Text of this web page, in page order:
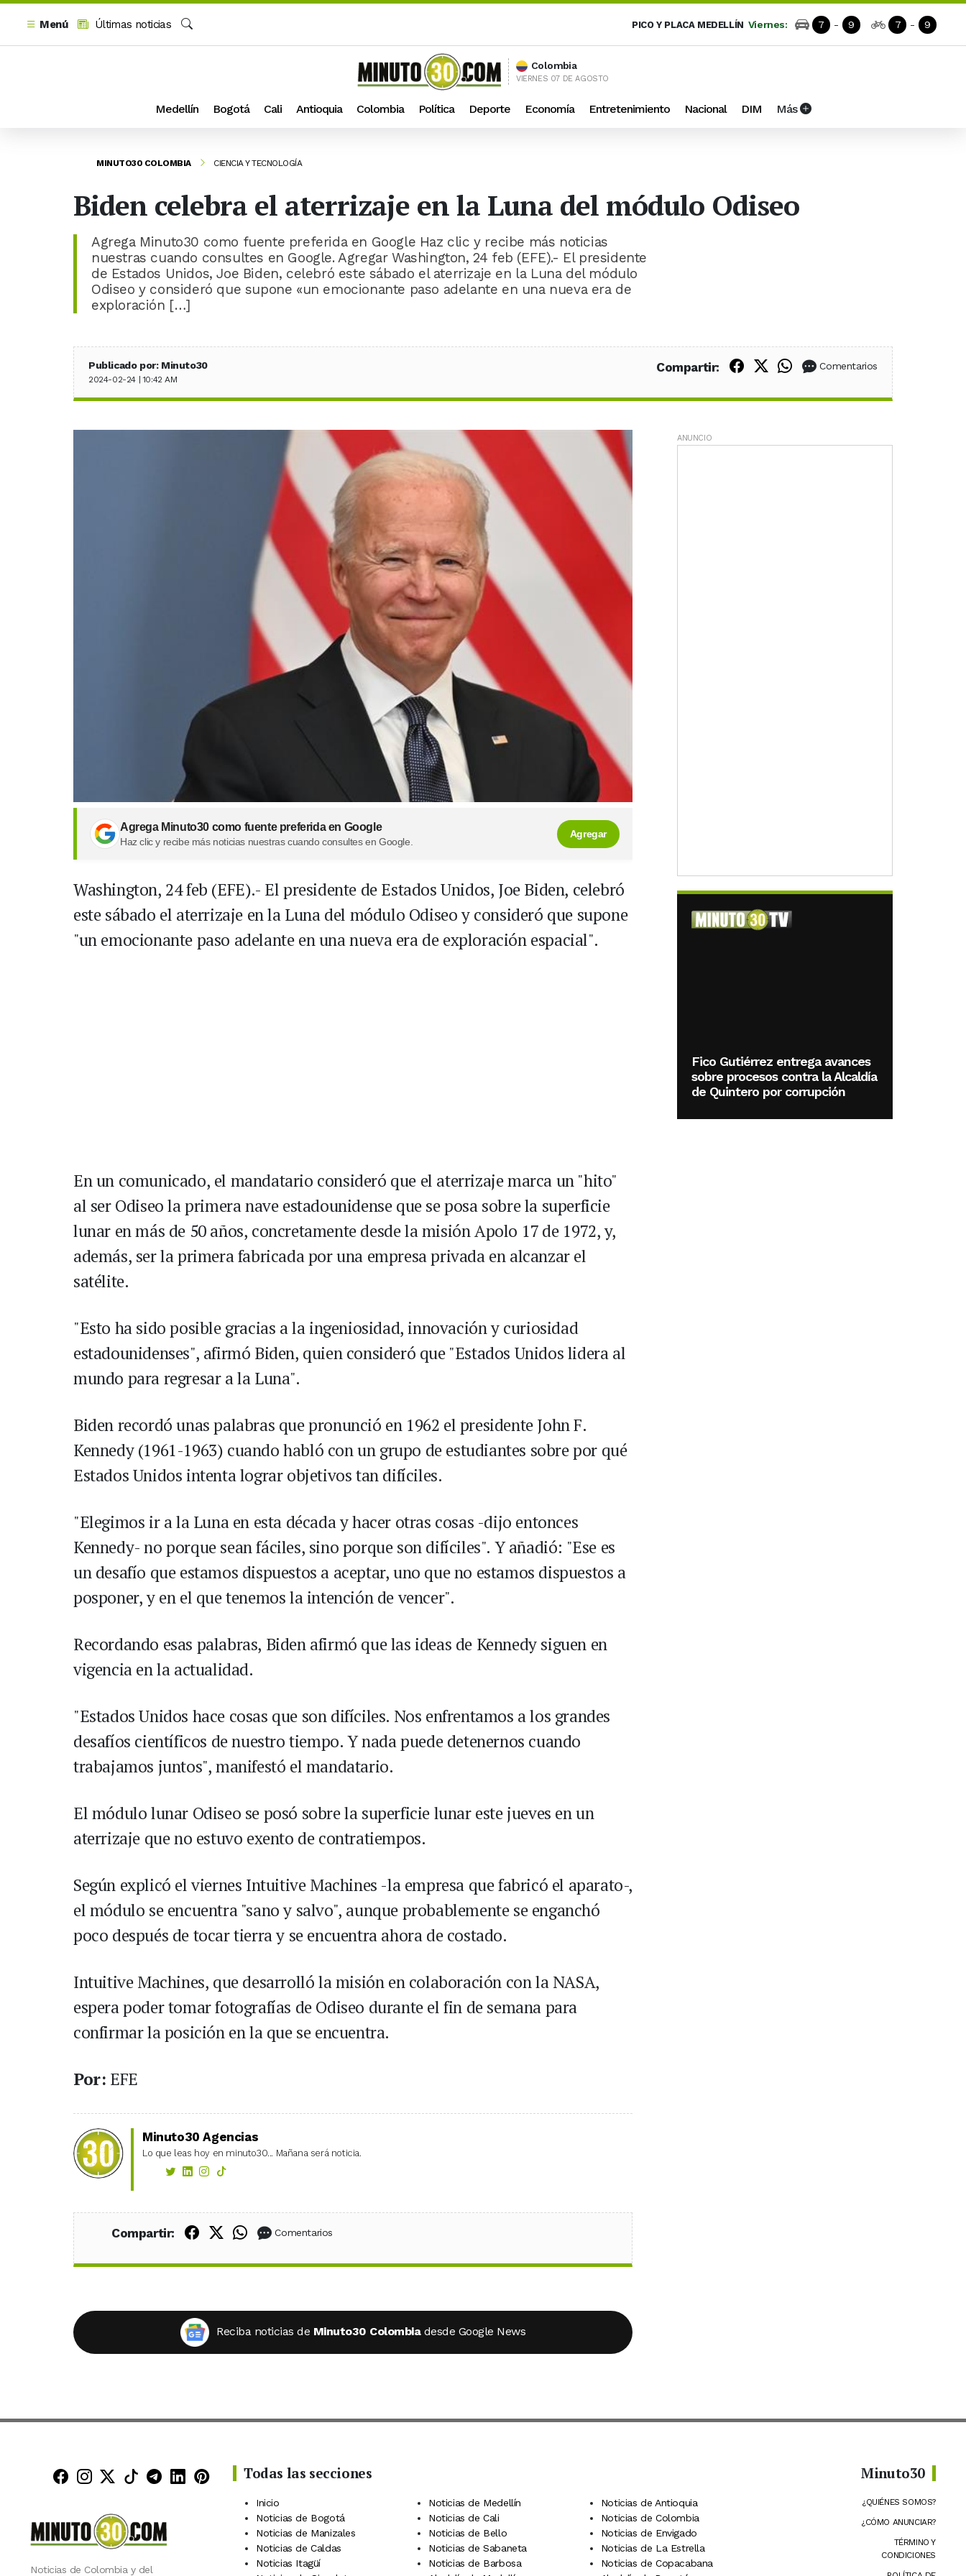
Menú
Últimas noticias
PICO Y PLACA MEDELLÍN Viernes: 7 - 9 7 - 9
Colombia
VIERNES 07 DE AGOSTO
Medellín Bogotá Cali Antioquia Colombia Política Deporte Economía Entretenimiento Nacional DIM Más
MINUTO30 COLOMBIA CIENCIA Y TECNOLOGÍA
Biden celebra el aterrizaje en la Luna del módulo Odiseo
Agrega Minuto30 como fuente preferida en Google Haz clic y recibe más noticias
nuestras cuando consultes en Google. Agregar Washington, 24 feb (EFE).- El presidente
de Estados Unidos, Joe Biden, celebró este sábado el aterrizaje en la Luna del módulo
Odiseo y consideró que supone «un emocionante paso adelante en una nueva era de
exploración […]
Publicado por: Minuto30
2024-02-24 | 10:42 AM
Compartir: Compartir en Facebook
Compartir en X (Twitter)
Compartir en WhatsApp
Comentarios
Agrega Minuto30 como fuente preferida en Google
Haz clic y recibe más noticias nuestras cuando consultes en Google.
Agregar
Washington, 24 feb (EFE).- El presidente de Estados Unidos, Joe Biden, celebró
este sábado el aterrizaje en la Luna del módulo Odiseo y consideró que supone
"un emocionante paso adelante en una nueva era de exploración espacial".
En un comunicado, el mandatario consideró que el aterrizaje marca un "hito"
al ser Odiseo la primera nave estadounidense que se posa sobre la superficie
lunar en más de 50 años, concretamente desde la misión Apolo 17 de 1972, y,
además, ser la primera fabricada por una empresa privada en alcanzar el
satélite.
"Esto ha sido posible gracias a la ingeniosidad, innovación y curiosidad
estadounidenses", afirmó Biden, quien consideró que "Estados Unidos lidera al
mundo para regresar a la Luna".
Biden recordó unas palabras que pronunció en 1962 el presidente John F.
Kennedy (1961-1963) cuando habló con un grupo de estudiantes sobre por qué
Estados Unidos intenta lograr objetivos tan difíciles.
"Elegimos ir a la Luna en esta década y hacer otras cosas -dijo entonces
Kennedy- no porque sean fáciles, sino porque son difíciles". Y añadió: "Ese es
un desafío que estamos dispuestos a aceptar, uno que no estamos dispuestos a
posponer, y en el que tenemos la intención de vencer".
Recordando esas palabras, Biden afirmó que las ideas de Kennedy siguen en
vigencia en la actualidad.
"Estados Unidos hace cosas que son difíciles. Nos enfrentamos a los grandes
desafíos científicos de nuestro tiempo. Y nada puede detenernos cuando
trabajamos juntos", manifestó el mandatario.
El módulo lunar Odiseo se posó sobre la superficie lunar este jueves en un
aterrizaje que no estuvo exento de contratiempos.
Según explicó el viernes Intuitive Machines -la empresa que fabricó el aparato-,
el módulo se encuentra "sano y salvo", aunque probablemente se enganchó
poco después de tocar tierra y se encuentra ahora de costado.
Intuitive Machines, que desarrolló la misión en colaboración con la NASA,
espera poder tomar fotografías de Odiseo durante el fin de semana para
confirmar la posición en la que se encuentra.
Por: EFE
Minuto30 Agencias
Lo que leas hoy en minuto30... Mañana será noticia.
Compartir: Compartir en Facebook
Compartir en X (Twitter)
Compartir en WhatsApp
Comentarios
Reciba noticias de Minuto30 Colombia desde Google News
ANUNCIO
Fico Gutiérrez entrega avances
sobre procesos contra la Alcaldía
de Quintero por corrupción
Minuto30 en Facebook
Minuto30 en Instagram
Minuto30 en X (Twitter)
Minuto30 en TikTok
Canal de Minuto30 en Telegram
Minuto30 en LinkedIn
Minuto30 en Pinterest
Noticias de Colombia y del
Todas las secciones
Inicio Noticias de Medellín
Noticias de Antioquia
Noticias de Bogotá
Noticias de Cali
Noticias de Colombia
Noticias de Manizales
Noticias de Bello
Noticias de Envigado
Noticias de Caldas
Noticias de Sabaneta
Noticias de La Estrella
Noticias Itagüí
Noticias de Barbosa
Noticias de Copacabana
Minuto30
¿QUIÉNES SOMOS?
¿CÓMO ANUNCIAR?
TÉRMINO Y
CONDICIONES